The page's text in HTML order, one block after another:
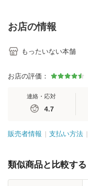
恵 藤本幸三 / 南江
堂 [単行
お店の情報
もったいない本舗
お店の評価：
連絡・応対
4.7
販売者情報 支払い方法
類似商品と比較する